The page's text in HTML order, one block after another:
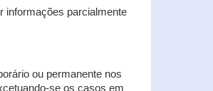
informações parcialmente
ou permanente nos
se os casos em